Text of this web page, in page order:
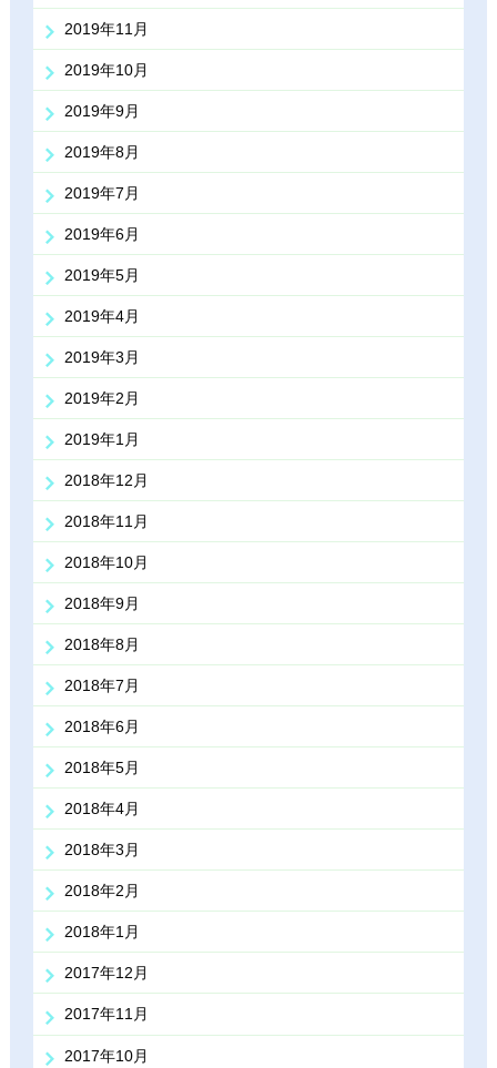
2019年11月
2019年10月
2019年9月
2019年8月
2019年7月
2019年6月
2019年5月
2019年4月
2019年3月
2019年2月
2019年1月
2018年12月
2018年11月
2018年10月
2018年9月
2018年8月
2018年7月
2018年6月
2018年5月
2018年4月
2018年3月
2018年2月
2018年1月
2017年12月
2017年11月
2017年10月